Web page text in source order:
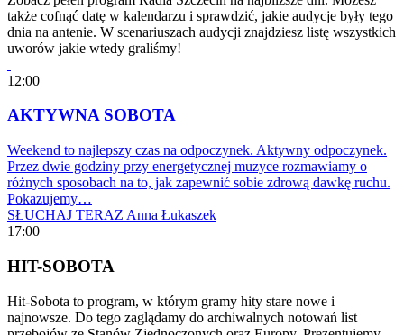
także cofnąć datę w kalendarzu i sprawdzić, jakie audycje były tego
dnia na antenie. W scenariuszach audycji znajdziesz listę wszystkich
uworów jakie wtedy graliśmy!
12:00
AKTYWNA SOBOTA
Weekend to najlepszy czas na odpoczynek. Aktywny odpoczynek.
Przez dwie godziny przy energetycznej muzyce rozmawiamy o
różnych sposobach na to, jak zapewnić sobie zdrową dawkę ruchu.
Pokazujemy…
SŁUCHAJ TERAZ Anna Łukaszek
17:00
HIT-SOBOTA
Hit-Sobota to program, w którym gramy hity stare nowe i
najnowsze. Do tego zaglądamy do archiwalnych notowań list